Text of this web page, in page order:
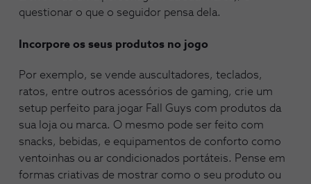
questionar o que o seguidor pensa dela.
Incorpore os seus produtos no jogo
Por exemplo, se vende auscultadores, teclados,
ratos, entre outros acessórios de gaming, crie um
setup perfeito para jogar Fall Guys com produtos da
sua loja ou marca. O mesmo pode ser feito com
snacks, bebidas, e equipamentos de conforto como
ventoinhas ou ar condicionados portáteis. Pense em
formas criativas de mostrar como o seu produto ou